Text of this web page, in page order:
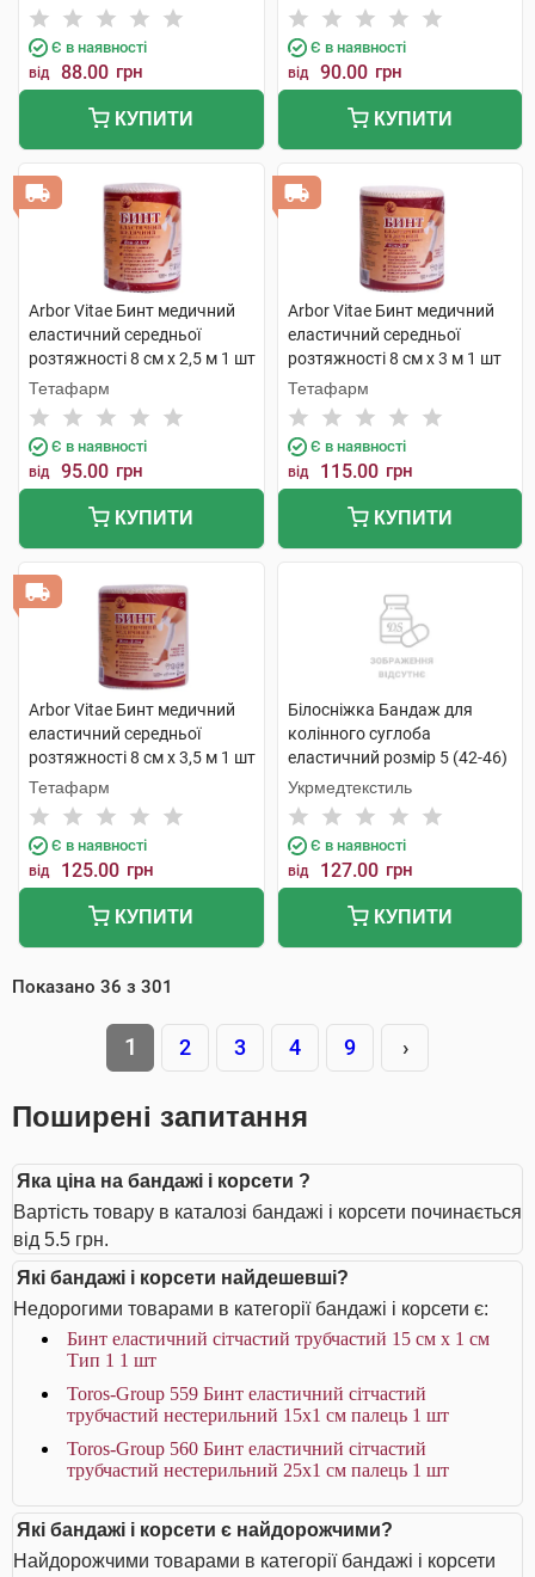
шт
Є в наявності
від 88.00 грн
КУПИТИ
Є в наявності
від 90.00 грн
КУПИТИ
Arbor Vitae Бинт медичний
еластичний середньої
розтяжності 8 см х 2,5 м 1 шт
Тетафарм
Є в наявності
від 95.00 грн
КУПИТИ
Arbor Vitae Бинт медичний
еластичний середньої
розтяжності 8 см х 3 м 1 шт
Тетафарм
Є в наявності
від 115.00 грн
КУПИТИ
Arbor Vitae Бинт медичний
еластичний середньої
розтяжності 8 см х 3,5 м 1 шт
Тетафарм
Є в наявності
від 125.00 грн
КУПИТИ
Білосніжка Бандаж для
колінного суглоба
еластичний розмір 5 (42-46)
1 шт
Укрмедтекстиль
Є в наявності
від 127.00 грн
КУПИТИ
Показано 36 з 301
1 2 3 4 9 ›
Поширені запитання
Яка ціна на бандажі і корсети ?
Вартість товару в каталозі бандажі і корсети починається
від 5.5 грн.
Які бандажі і корсети найдешевші?
Недорогими товарами в категорії бандажі і корсети є:
Бинт еластичний сітчастий трубчастий 15 см x 1 см
Тип 1 1 шт
Toros-Group 559 Бинт еластичний сітчастий
трубчастий нестерильний 15х1 см палець 1 шт
Toros-Group 560 Бинт еластичний сітчастий
трубчастий нестерильний 25х1 см палець 1 шт
Які бандажі і корсети є найдорожчими?
Найдорожчими товарами в категорії бандажі і корсети